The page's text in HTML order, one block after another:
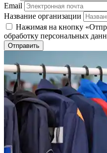
Email
Название организации
Нажимая на кнопку
обработку персональных
Отправить